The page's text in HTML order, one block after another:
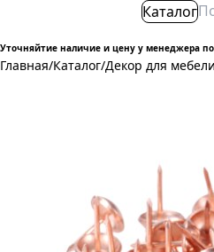
Каталог
Уточняйтие наличие и цену у менеджера
Главная/Каталог/Декор для мебели